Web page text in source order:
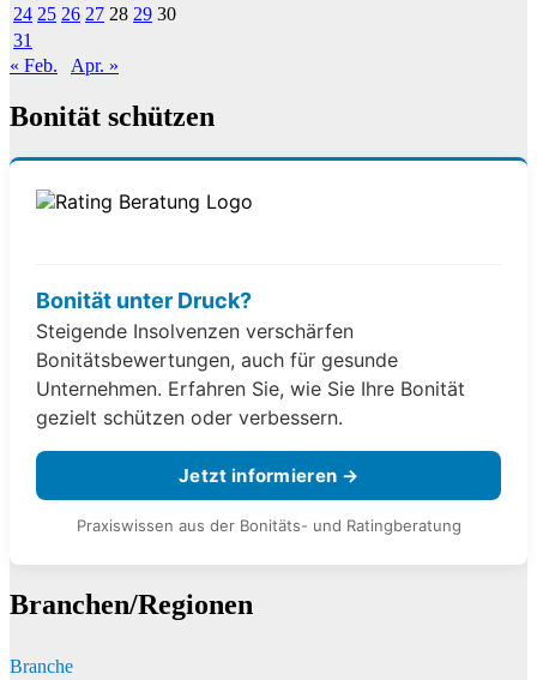
24 25 26 27 28 29 30
31
« Feb.
Apr. »
Bonität schützen
Bonität unter Druck?
Steigende Insolvenzen verschärfen
Bonitätsbewertungen, auch für gesunde
Unternehmen. Erfahren Sie, wie Sie Ihre Bonität
gezielt schützen oder verbessern.
Jetzt informieren →
Praxiswissen aus der Bonitäts- und Ratingberatung
Branchen/Regionen
Branche